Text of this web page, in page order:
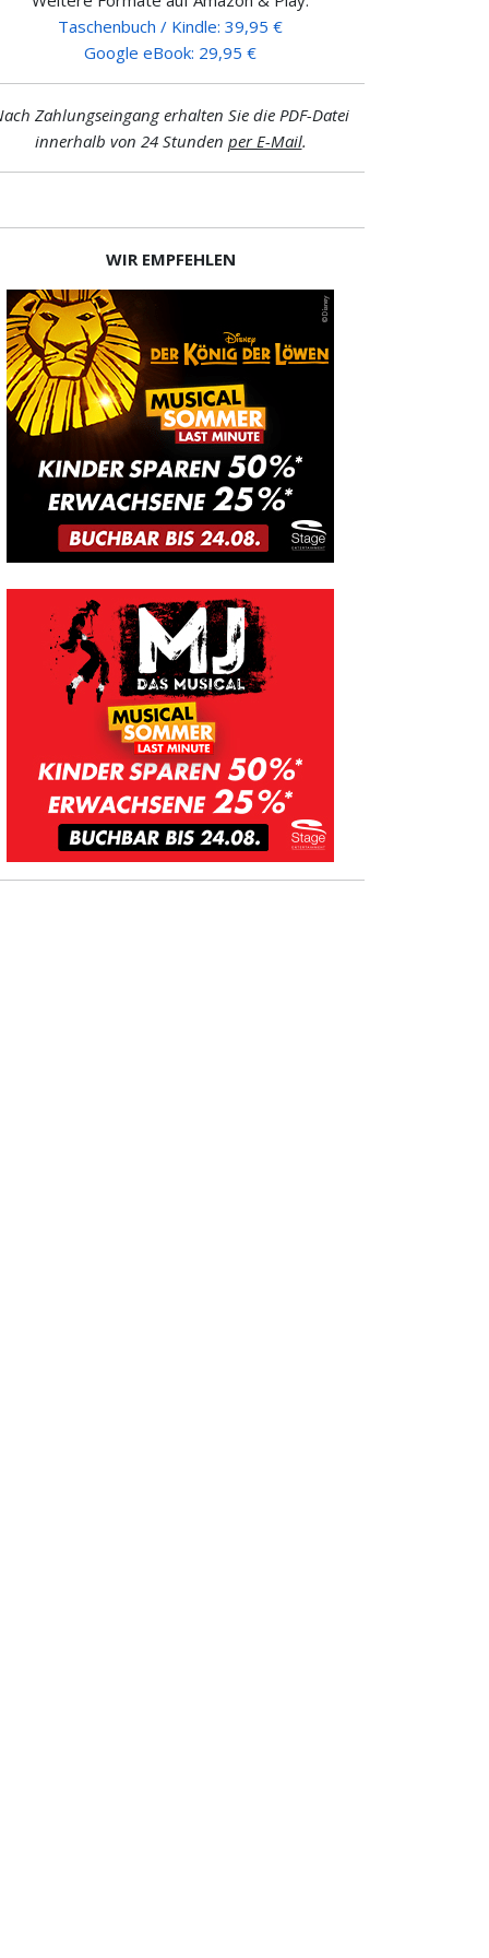
Taschenbuch / Kindle: 39,95 €
Google eBook: 29,95 €
Zahlungseingang erhalten Sie die PDF-Datei
innerhalb von 24 Stunden per E-Mail.
WIR EMPFEHLEN